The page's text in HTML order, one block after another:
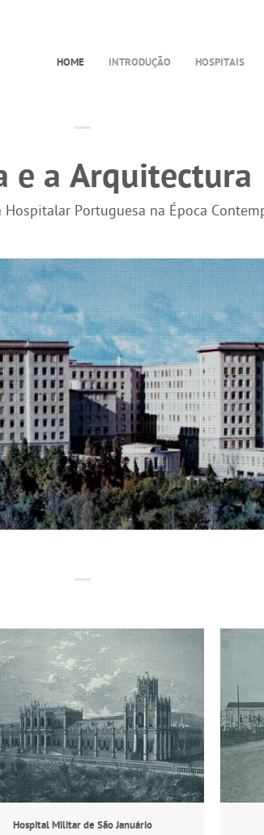
HOME INTRODUÇÃO HOSPITAIS
e a Arquitectura
Portuguesa na Época
Hospital Militar de São Januário